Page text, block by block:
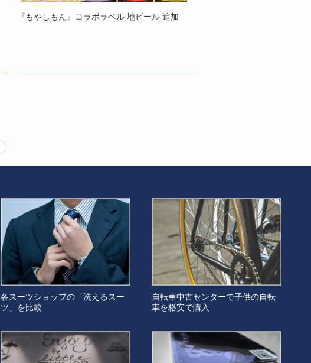
『もやしもん』コラボラベル 地ビール 追加
各スーツショップの「洗えるスー
ツ」を比較
自転車中古センターで子供の自転
車を格安で購入